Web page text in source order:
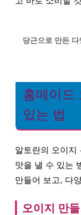
당근으로 만든
홈메이드
있는 법
알토란의 오이지
맛을 낼 수 있는
만들어 보고, 다
오이지 만